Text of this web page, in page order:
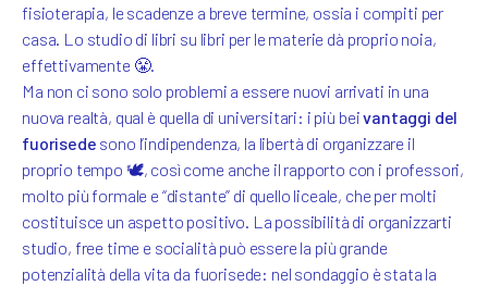
fisioterapia, le scadenze a breve termine, ossia i compiti per
casa. Lo studio di libri su libri per le materie dà proprio noia,
effettivamente 😤.
Ma non ci sono solo problemi a essere nuovi arrivati in una
nuova realtà, qual è quella di universitari: i più beivantaggi del
fuorisede sono l’indipendenza, la libertà di organizzare il
proprio tempo 🕊️, così come anche il rapporto con i professori,
molto più formale e “distante” di quello liceale, che per molti
costituisce un aspetto positivo. La possibilità di organizzarti
studio, free time e socialità può essere la più grande
potenzialità della vita da fuorisede: nel sondaggio è stata la